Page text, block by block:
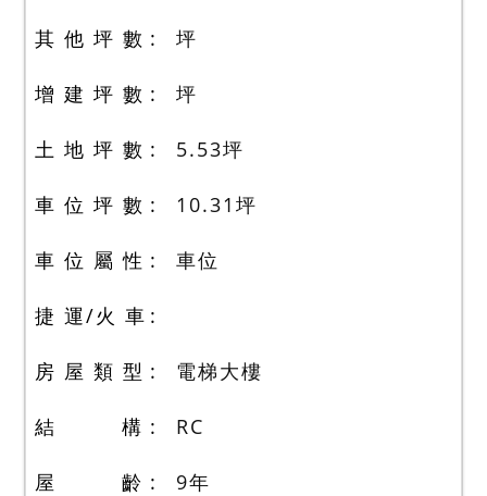
其 他 坪 數 坪
增 建 坪 數 坪
土 地 坪 數 5.53坪
車 位 坪 數 10.31 坪
車 位 屬 性 車位
捷 運/火 車
房 屋 類 型 電梯大樓
結 構 RC
屋 齡 9年